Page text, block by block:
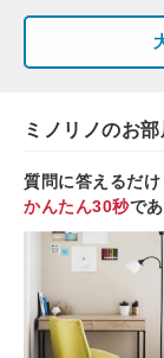
ミノリノのお
質問に答えるだけ
かんたん30秒で